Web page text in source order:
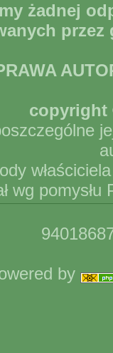
żadnej
copyright
wg
by